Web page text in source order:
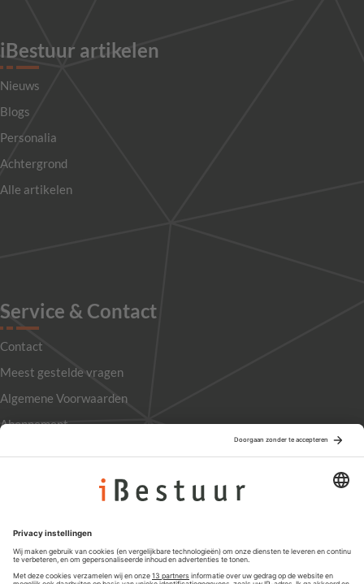
iBestuur artikelen
Nieuws
Blogs
Personalia
Achtergrond
Alle artikelen
Service & Contact
Contact
Meest gestelde vragen
Algemene Voorwaarden
Abonnement
Privacyinstellingen